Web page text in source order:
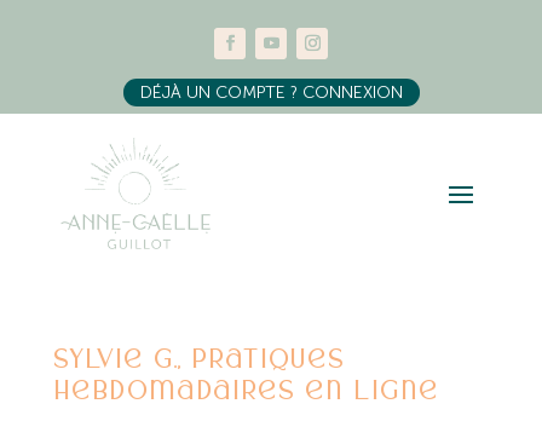
DÉJÀ UN COMPTE ? CONNEXION
Sylvie G., Pratiques
hebdomadaires en ligne